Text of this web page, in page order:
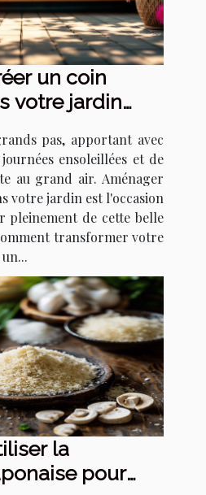
un coin
votre jardin
pas, apportant avec
ensoleillées et de
au grand air. Aménager
votre jardin est l'occasion
pleinement de cette belle
transformer votre
la
pour